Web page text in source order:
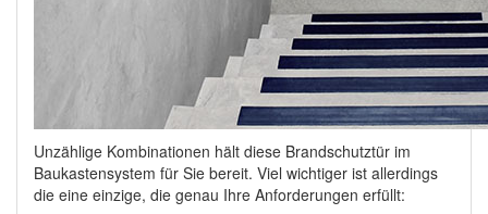
Unzählige Kombinationen hält diese Brandschutztür im
Baukastensystem für Sie bereit. Viel wichtiger ist allerdings
die eine einzige, die genau Ihre Anforderungen erfüllt: